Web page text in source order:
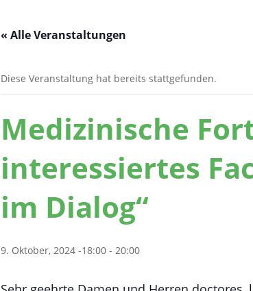
« Alle Veranstaltungen
Diese Veranstaltung hat bereits stattgefunden.
Medizinische
interessiertes
im Dialog“
9. Oktober, 2024 -18:00 - 20:00